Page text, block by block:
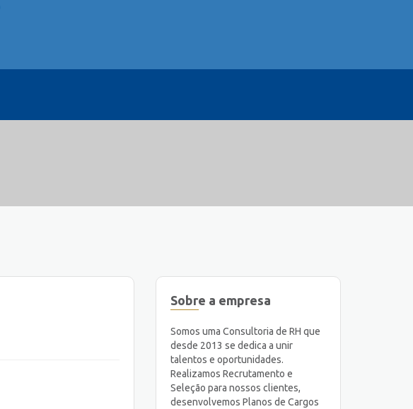
Sobre a empresa
Somos uma Consultoria de RH que
desde 2013 se dedica a unir
talentos e oportunidades.
Realizamos Recrutamento e
Seleção para nossos clientes,
desenvolvemos Planos de Cargos